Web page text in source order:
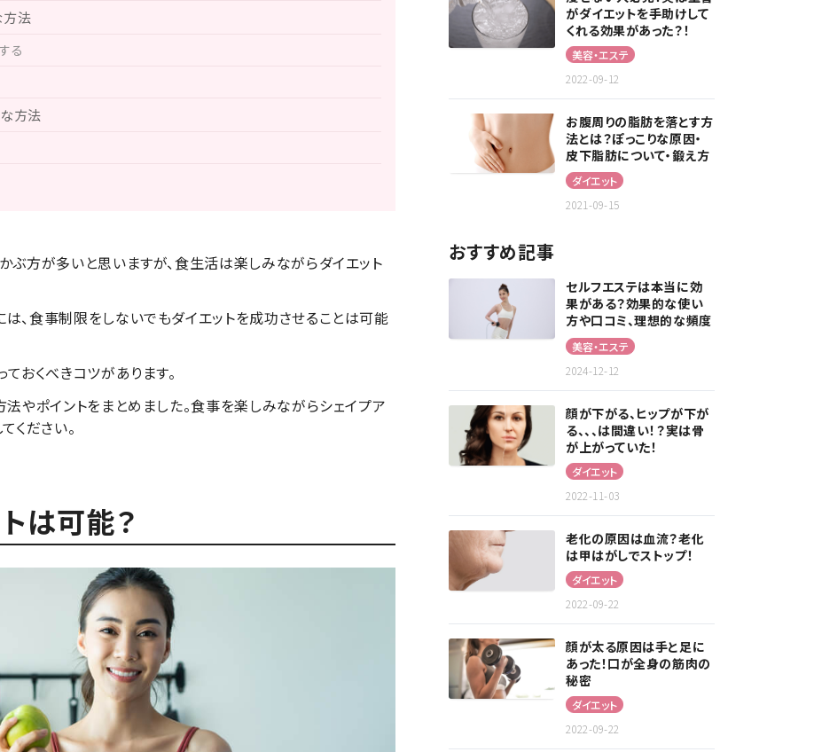
方法
る
方法
ぶ方が多いと思いますが、食生活は楽しみながらダイエット
、食事制限をしないでもダイエットを成功させることは可能
おくべきコツがあります。
やポイントをまとめました。食事を楽しみながらシェイプア
ください。
は可能？
がダイエットを手助けして
くれる効果があった？！
美容・エステ
2022-09-12
お腹周りの脂肪を落とす方
法とは？ぽっこりな原因・
皮下脂肪について・鍛え方
を紹介
ダイエット
2021-09-15
おすすめ記事
セルフエステは本当に効
果がある？効果的な使い
方や口コミ、理想的な頻度
を解説！
美容・エステ
2024-12-12
顔が下がる、ヒップが下が
る、、、は間違い！？実は骨
が上がっていた！
ダイエット
2022-11-03
老化の原因は血流？老化
は甲はがしでストップ！
ダイエット
2022-09-22
顔が太る原因は手と足に
あった！口が全身の筋肉の
秘密
ダイエット
2022-09-22